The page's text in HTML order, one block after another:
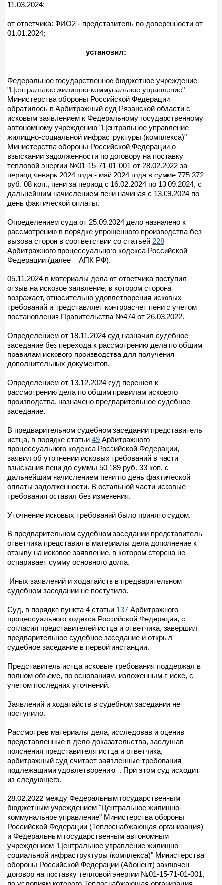
11.03.2024;
от ответчика: ФИО2 - представитель по доверенности от
01.01.2024;
установил:
Федеральное государственное бюджетное учреждение
"Центральное жилищно-коммунальное управление"
Министерства обороны Российской Федерации
обратилось в Арбитражный суд Рязанской области с
исковым заявлением к Федеральному государственному
автономному учреждению "Центральное управление
жилищно-социальной инфраструктуры (комплекса)"
Министерства обороны Российской Федерации о
взыскании задолженности по договору на поставку
тепловой энергии №01-15-71-01-001 от 28.02.2022 за
период январь 2024 года - май 2024 года в сумме 775 372
руб. 08 коп., пени за период с 16.02.2024 по 13.09.2024, с
дальнейшим начислением пени начиная с 13.09.2024 по
день фактической оплаты.
Определением суда от 25.09.2024 дело назначено к
рассмотрению в порядке упрощенного производства без
вызова сторон в соответствии со статьей 228
Арбитражного процессуального кодекса Российской
Федерации (далее _ АПК РФ).
05.11.2024 в материалы дела от ответчика поступил
отзыв на исковое заявление, в котором сторона
возражает, относительно удовлетворения исковых
требований и представляет контррасчет пени с учетом
постановления Правительства №474 от 26.03.2022.
Определением от 18.11.2024 суд назначил судебное
заседание без перехода к рассмотрению дела по общим
правилам искового производства для получения
дополнительных документов.
Определением от 13.12.2024 суд перешел к
рассмотрению дела по общим правилам искового
производства, назначено предварительное судебное
заседание.
В предварительном судебном заседании представитель
истца, в порядке статьи 49 Арбитражного
процессуального кодекса Российской Федерации,
заявил об уточнении исковых требований в части
взыскания пени до суммы 50 189 руб. 33 коп. с
дальнейшим начислением пени по день фактической
оплаты задолженности. В остальной части исковые
требования оставил без изменения.
Уточнение исковых требований было принято судом.
В предварительном судебном заседании представитель
ответчика представил в материалы дела дополнение к
отзыву на исковое заявление, в котором сторона не
оспаривает сумму основного долга.
Иных заявлений и ходатайств в предварительном
судебном заседании не поступило.
Суд, в порядке пункта 4 статьи 137 Арбитражного
процессуального кодекса Российской Федерации, с
согласия представителей истца и ответчика, завершил
предварительное судебное заседание и открыл
судебное заседание в первой инстанции.
Представитель истца исковые требования поддержал в
полном объеме, по основаниям, изложенным в иске, с
учетом последних уточнений.
Заявлений и ходатайств в судебном заседании не
поступило.
Рассмотрев материалы дела, исследовав и оценив
представленные в дело доказательства, заслушав
пояснения представителя истца и ответчика,
арбитражный суд считает заявленные требования
подлежащими удовлетворению . При этом суд исходит
из следующего.
28.02.2022 между Федеральным государственным
бюджетным учреждением "Центральное жилищно-
коммунальное управление" Министерства обороны
Российской Федерации (Теплоснабжающая организация)
и Федеральным государственным автономным
учреждением "Центральное управление жилищно-
социальной инфраструктуры (комплекса)" Министерства
обороны Российской Федерации (Абонент) заключен
договор на поставку тепловой энергии №01-15-71-01-001,
по условиям которого Теплоснабжающая организация